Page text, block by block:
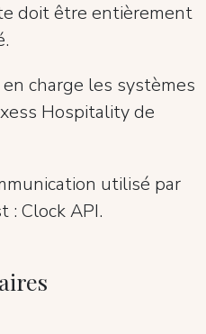
doit être entièrement
charge les systèmes
Hospitality de
utilisé par
: Clock API.